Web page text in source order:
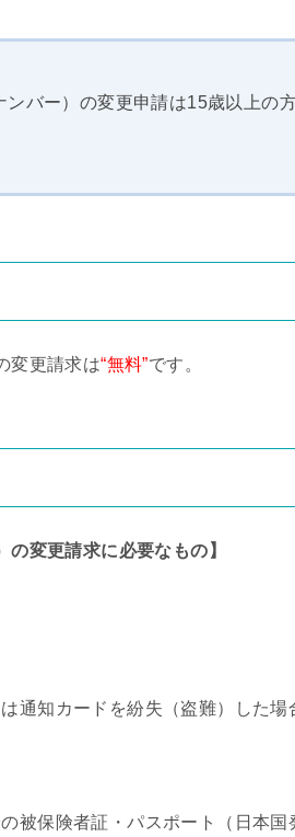
バー）の変更申請は15歳以上の
変更請求は“無料”です。
の変更請求に必要なもの】
通知カードを紛失（盗難）した
の被保険者証・パスポート（日本